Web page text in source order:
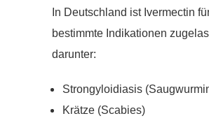
In Deutschland ist Ivermectin
bestimmte Indikationen
darunter:
Strongyloidiasis
Krätze (Scabies)